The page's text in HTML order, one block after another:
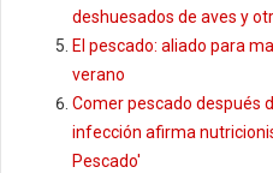
deshuesados de aves y
El pescado: aliado para
verano
Comer pescado después
infección afirma
Pescado'